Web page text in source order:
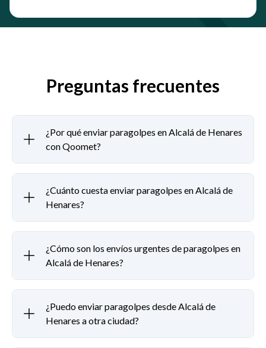
Preguntas frecuentes
¿Por qué enviar paragolpes en Alcalá de Henares
con Qoomet?
¿Cuánto cuesta enviar paragolpes en Alcalá de
Henares?
¿Cómo son los envíos urgentes de paragolpes en
Alcalá de Henares?
¿Puedo enviar paragolpes desde Alcalá de
Henares a otra ciudad?